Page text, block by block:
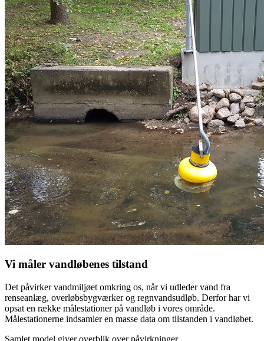
Vi måler vandløbenes tilstand
Det påvirker vandmiljøet omkring os, når vi udleder vand fra
renseanlæg, overløbsbygværker og regnvandsudløb. Derfor har vi
opsat en række målestationer på vandløb i vores område.
Målestationerne indsamler en masse data om tilstanden i vandløbet.
Samlet model giver overblik over påvirkninger